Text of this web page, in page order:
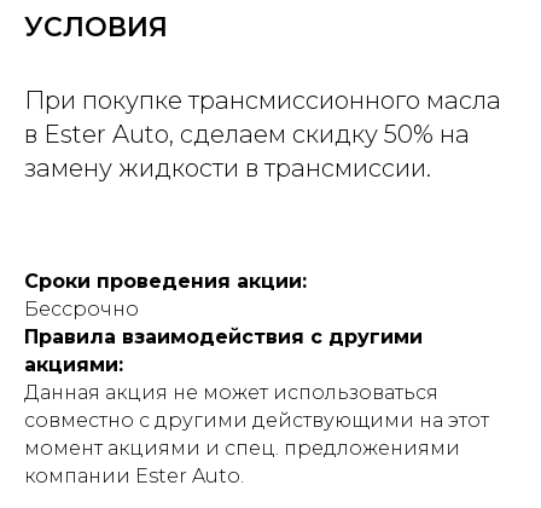
УСЛОВИЯ
При покупке трансмиссионного масла
в Ester Auto, сделаем скидку 50% на
замену жидкости в трансмиссии.
Сроки проведения акции:
Бессрочно
Правила взаимодействия с другими
акциями:
Данная акция не может использоваться
совместно с другими действующими на этот
момент акциями и спец. предложениями
компании Ester Auto.